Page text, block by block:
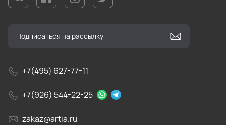
+7(495) 627-77-11
+7(926) 544-22-25
zakaz@artia.ru